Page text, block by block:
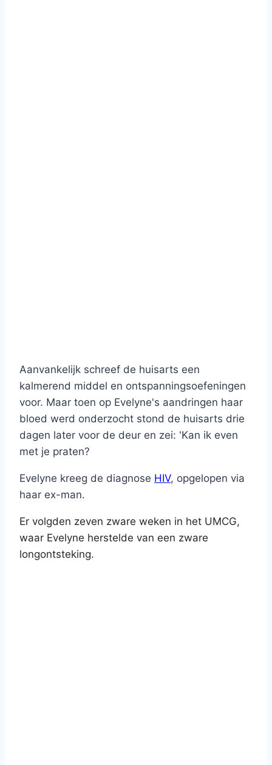
Aanvankelijk schreef de huisarts een
kalmerend middel en ontspanningsoefeningen
voor. Maar toen op Evelyne's aandringen haar
bloed werd onderzocht stond de huisarts drie
dagen later voor de deur en zei: 'Kan ik even
met je praten?
Evelyne kreeg de diagnose HIV, opgelopen via
haar ex-man.
Er volgden zeven zware weken in het UMCG,
waar Evelyne herstelde van een zware
longontsteking.